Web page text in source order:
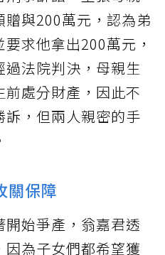
與200萬元，認為弟
求他拿出200萬元，
法院判決，母親生
處分財產，因此不
，但兩人親密的手
關保障
始爭產，翁嘉君透
為子女們都希望獲